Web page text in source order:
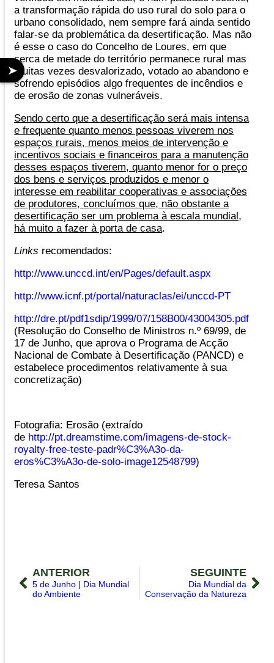
➤
a transformação rápida do uso rural do solo para o
urbano consolidado, nem sempre fará ainda sentido
falar-se da problemática da desertificação. Mas não
é esse o caso do Concelho de Loures, em que
cerca de metade do território permanece rural mas
muitas vezes desvalorizado, votado ao abandono e
sofrendo episódios algo frequentes de incêndios e
de erosão de zonas vulneráveis.
Sendo certo que a desertificação será mais intensa
e frequente quanto menos pessoas viverem nos
espaços rurais, menos meios de intervenção e
incentivos sociais e financeiros para a manutenção
desses espaços tiverem, quanto menor for o preço
dos bens e serviços produzidos e menor o
interesse em reabilitar cooperativas e associações
de produtores, concluímos que, não obstante a
desertificação ser um problema à escala mundial,
há muito a fazer à porta de casa.
Links recomendados:
http://www.unccd.int/en/Pages/default.aspx
http://www.icnf.pt/portal/naturaclas/ei/unccd-PT
http://dre.pt/pdf1sdip/1999/07/158B00/43004305.pdf
(Resolução do Conselho de Ministros n.º 69/99, de
17 de Junho, que aprova o Programa de Acção
Nacional de Combate à Desertificação (PANCD) e
estabelece procedimentos relativamente à sua
concretização)
Fotografia: Erosão (extraído
de http://pt.dreamstime.com/imagens-de-stock-
royalty-free-teste-padr%C3%A3o-da-
eros%C3%A3o-de-solo-image12548799)
Teresa Santos
ANTERIOR
5 de Junho | Dia Mundial
do Ambiente
SEGUINTE
Dia Mundial da
Conservação da Natureza